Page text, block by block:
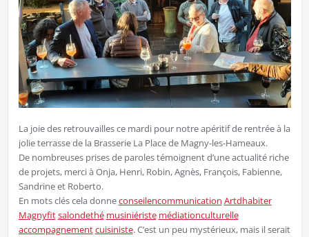
La joie des retrouvailles ce mardi pour notre apéritif de rentrée à la
jolie terrasse de la Brasserie La Place de Magny-les-Hameaux.
De nombreuses prises de paroles témoignent d’une actualité riche
de projets, merci à Onja, Henri, Robin, Agnès, François, Fabienne,
Sandrine et Roberto.
En mots clés cela donneconseilencommunication Artdhabiter
Magnyfitsalondethé musiniériste médiationculturelle
accompagnementcuisiniste. C’est un peu mystérieux, mais il serait